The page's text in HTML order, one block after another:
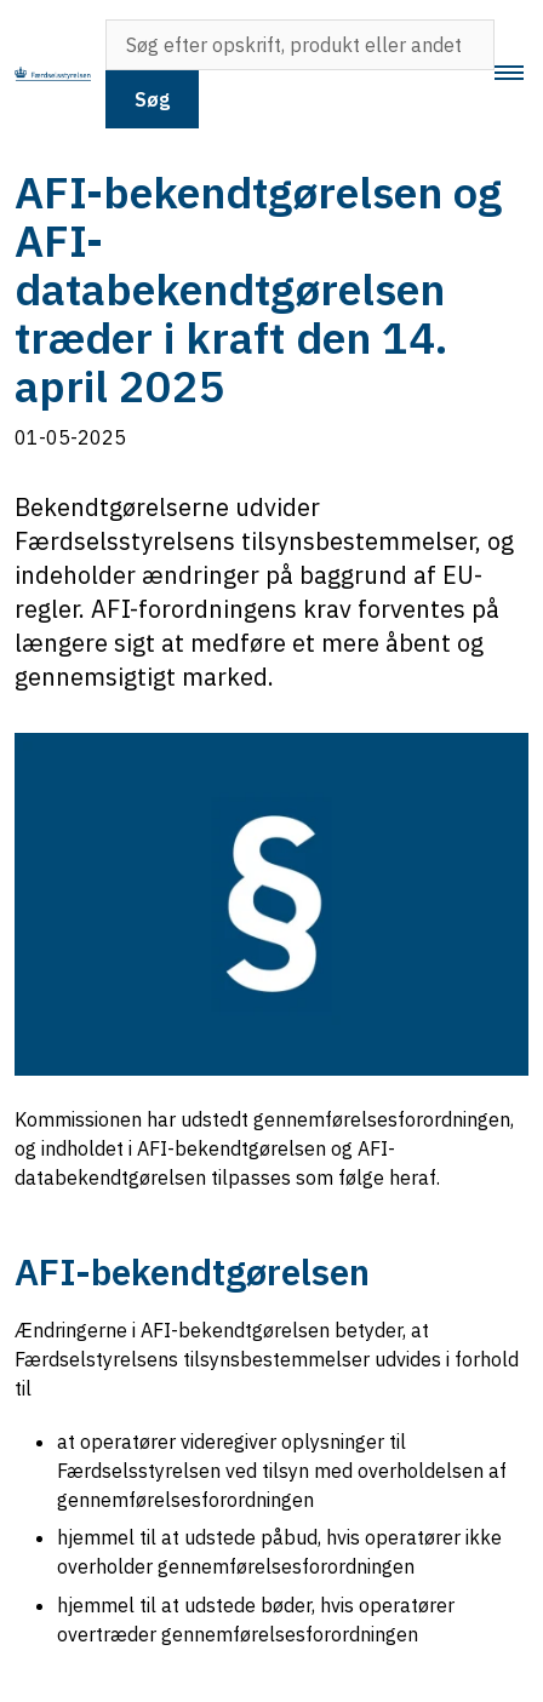
Søg
AFI-bekendtgørelsen og
AFI-
databekendtgørelsen
træder i kraft den 14.
april 2025
01-05-2025
Bekendtgørelserne udvider
Færdselsstyrelsens tilsynsbestemmelser, og
indeholder ændringer på baggrund af EU-
regler. AFI-forordningens krav forventes på
længere sigt at medføre et mere åbent og
gennemsigtigt marked.
Kommissionen har udstedt gennemførelsesforordningen,
og indholdet i AFI-bekendtgørelsen og AFI-
databekendtgørelsen tilpasses som følge heraf.
AFI-bekendtgørelsen
Ændringerne i AFI-bekendtgørelsen betyder, at
Færdselstyrelsens tilsynsbestemmelser udvides i forhold
til
at operatører videregiver oplysninger til
Færdselsstyrelsen ved tilsyn med overholdelsen af
gennemførelsesforordningen
hjemmel til at udstede påbud, hvis operatører ikke
overholder gennemførelsesforordningen
hjemmel til at udstede bøder, hvis operatører
overtræder gennemførelsesforordningen